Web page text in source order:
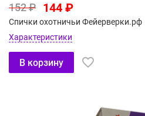
152 ₽ 144 ₽
Спички охотничьи Фейерверки.рф
Характеристики
В корзину